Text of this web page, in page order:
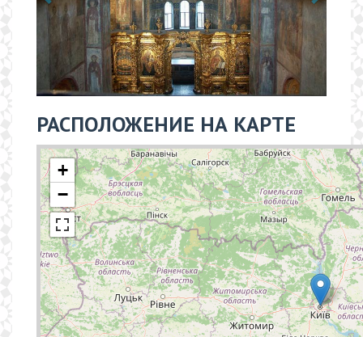
РАСПОЛОЖЕНИЕ НА КАРТЕ
+
−